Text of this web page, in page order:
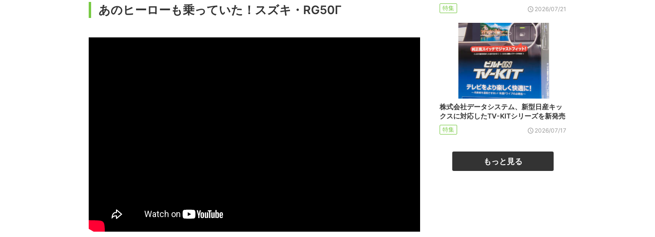
あのヒーローも乗っていた！スズキ・RG50Γ 特集 2026/07/21
株式会社データシステム、新型日産キッ
クスに対応したTV-KITシリーズを新発売
特集 2026/07/17
もっと見る